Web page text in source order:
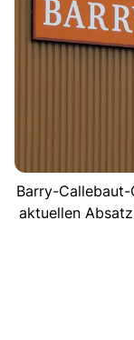
Barry-
aktuellen